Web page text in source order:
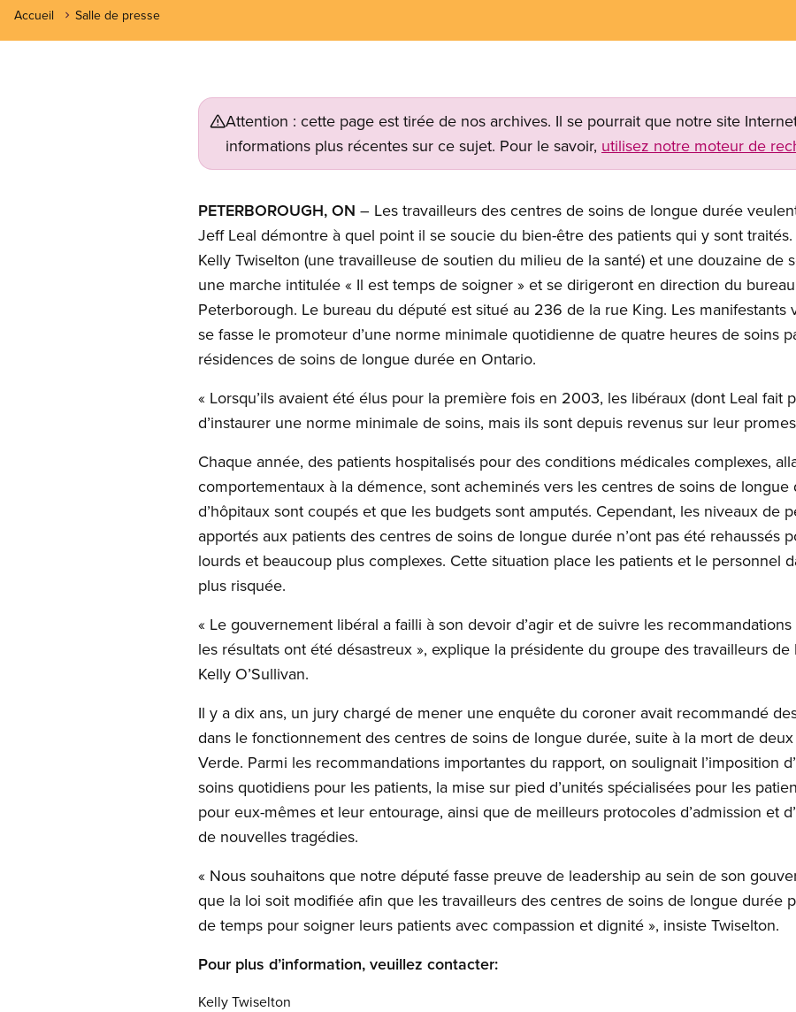
Accueil Salle de presse
Attention : cette page est tirée de nos archives. Il se pourrait que notre site
informations plus récentes sur ce sujet. Pour le savoir, utilisez notre moteur de
PETERBOROUGH, ON – Les travailleurs des centres de soins de longue durée
Jeff Leal démontre à quel point il se soucie du bien-être des patients qui y sont
Kelly Twiselton (une travailleuse de soutien du milieu de la santé) et une douzaine de
une marche intitulée « Il est temps de soigner » et se dirigeront en direction du
Peterborough. Le bureau du député est situé au 236 de la rue King. Les manifestants
se fasse le promoteur d’une norme minimale quotidienne de quatre heures de soins
résidences de soins de longue durée en Ontario.
« Lorsqu’ils avaient été élus pour la première fois en 2003, les libéraux (dont Leal fait
d’instaurer une norme minimale de soins, mais ils sont depuis revenus sur leur
Chaque année, des patients hospitalisés pour des conditions médicales complexes,
comportementaux à la démence, sont acheminés vers les centres de soins de longue
d’hôpitaux sont coupés et que les budgets sont amputés. Cependant, les niveaux de
apportés aux patients des centres de soins de longue durée n’ont pas été rehaussés
lourds et beaucoup plus complexes. Cette situation place les patients et le personnel
plus risquée.
« Le gouvernement libéral a failli à son devoir d’agir et de suivre les
les résultats ont été désastreux », explique la présidente du groupe des travailleurs de
Kelly O’Sullivan.
Il y a dix ans, un jury chargé de mener une enquête du coroner avait recommandé
dans le fonctionnement des centres de soins de longue durée, suite à la mort de
Verde. Parmi les recommandations importantes du rapport, on soulignait l’imposition
soins quotidiens pour les patients, la mise sur pied d’unités spécialisées pour les
pour eux-mêmes et leur entourage, ainsi que de meilleurs protocoles d’admission et
de nouvelles tragédies.
« Nous souhaitons que notre député fasse preuve de leadership au sein de son
que la loi soit modifiée afin que les travailleurs des centres de soins de longue durée
de temps pour soigner leurs patients avec compassion et dignité », insiste Twiselton.
Pour plus d’information, veuillez contacter:
Kelly Twiselton